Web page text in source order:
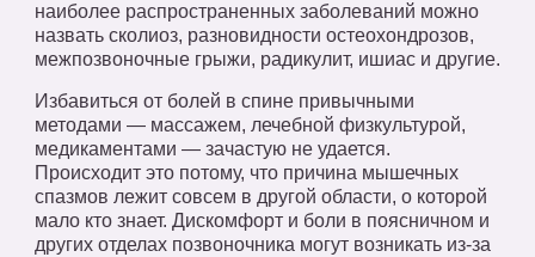
наиболее распространенных заболеваний можно
назвать сколиоз, разновидности остеохондрозов,
межпозвоночные грыжи, радикулит, ишиас и другие.
Избавиться от болей в спине привычными
методами — массажем, лечебной физкультурой,
медикаментами — зачастую не удается.
Происходит это потому, что причина мышечных
спазмов лежит совсем в другой области, о которой
мало кто знает. Дискомфорт и боли в поясничном и
других отделах позвоночника могут возникать из-за